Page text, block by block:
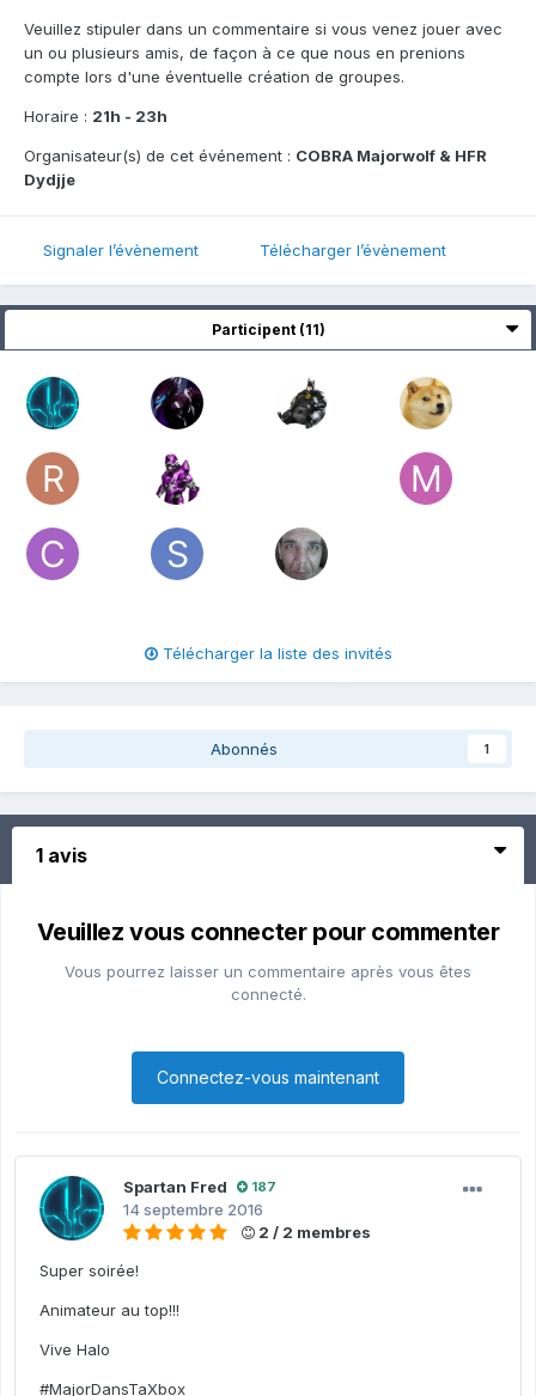
Veuillez stipuler dans un commentaire si vous venez jouer avec
un ou plusieurs amis, de façon à ce que nous en prenions
compte lors d'une éventuelle création de groupes.
Horaire : 21h - 23h
Organisateur(s) de cet événement : COBRA Majorwolf & HFR
Dydjje
Signaler l’évènement Télécharger l’évènement
Participent (11)
Télécharger la liste des invités
Abonnés 1
1 avis
Veuillez vous connecter pour commenter
Vous pourrez laisser un commentaire après vous êtes
connecté.
Connectez-vous maintenant
Spartan Fred 187
14 septembre 2016
2 / 2 membres
Super soirée!
Animateur au top!!!
Vive Halo
#MajorDansTaXbox